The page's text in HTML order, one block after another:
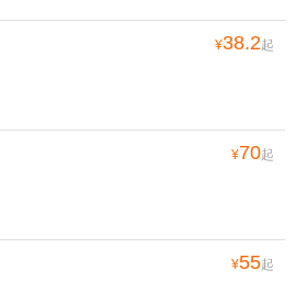
¥38.2起
¥70起
¥55起